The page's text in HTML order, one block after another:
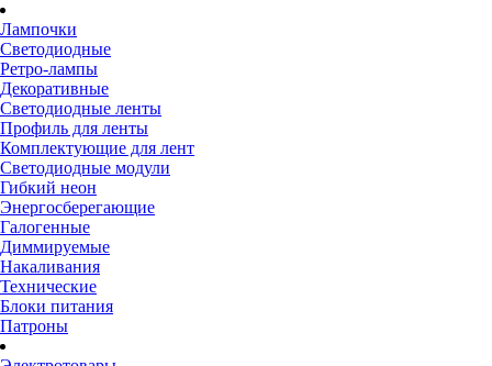
Лампочки
Светодиодные
Ретро-лампы
Декоративные
Светодиодные ленты
Профиль для ленты
Комплектующие для лент
Светодиодные модули
Гибкий неон
Энергосберегающие
Галогенные
Диммируемые
Накаливания
Технические
Блоки питания
Патроны